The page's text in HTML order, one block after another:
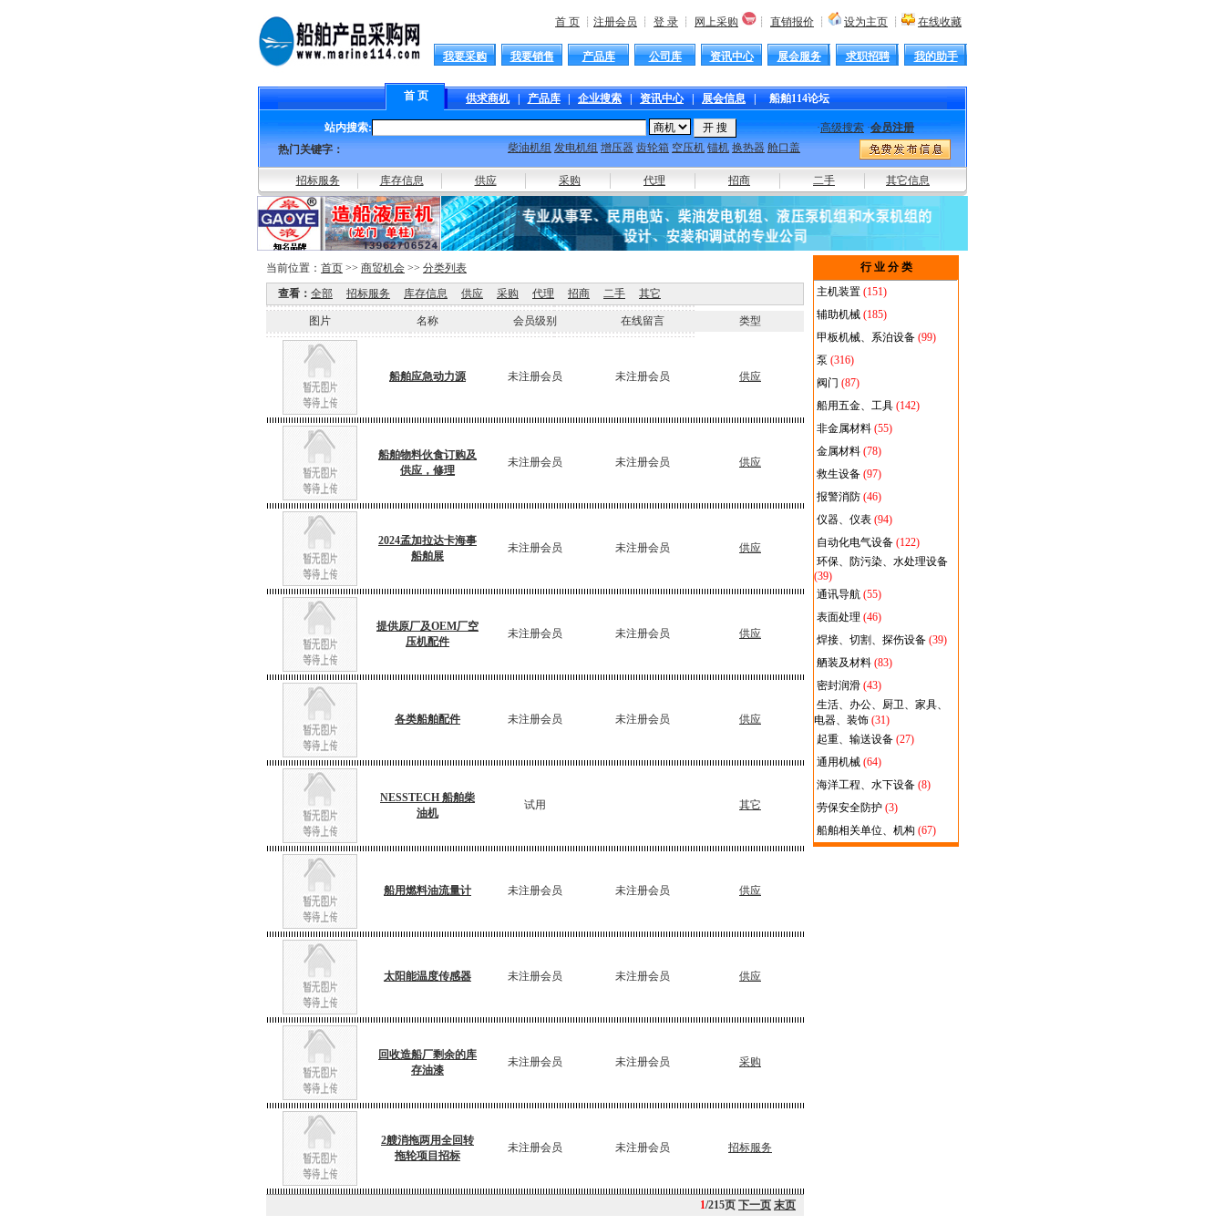
首 页 ┊ 注册会员 ┊ 登 录 ┊ 网上采购 ┊ 直销报价 ┊ 设为主页 ┊ 在线收藏
我要采购 我要销售 产品库 公司库 资讯中心 展会服务 求职招聘 我的助手
首 页 供求商机 | 产品库 | 企业搜索 | 资讯中心 | 展会信息 | 船舶114论坛
站内搜索: ·高级搜索·会员注册
热门关键字：
柴油机组 发电机组 增压器 齿轮箱 空压机 锚机 换热器 舱口盖 抛丸机 油水分离器 消防泵 海水泵
招标服务 库存信息 供应 采购 代理 招商 二手 其它信息
当前位置： 首页 >> 商贸机会 >> 分类列表
查看： 全部 招标服务 库存信息 供应 采购 代理 招商 二手 其它
图片 名称 会员级别 在线留言 类型
船舶应急动力源 未注册会员 未注册会员 供应
船舶物料伙食订购及
供应，修理
未注册会员 未注册会员 供应
2024孟加拉达卡海事
船舶展
未注册会员 未注册会员 供应
提供原厂及OEM厂空
压机配件
未注册会员 未注册会员 供应
各类船舶配件 未注册会员 未注册会员 供应
NESSTECH 船舶柴
油机
试用 其它
船用燃料油流量计 未注册会员 未注册会员 供应
太阳能温度传感器 未注册会员 未注册会员 供应
回收造船厂剩余的库
存油漆
未注册会员 未注册会员 采购
2艘消拖两用全回转
拖轮项目招标
未注册会员 未注册会员 招标服务
1/215页 下一页 末页
行 业 分 类
主机装置 (151)
辅助机械 (185)
甲板机械、系泊设备 (99)
泵 (316)
阀门 (87)
船用五金、工具 (142)
非金属材料 (55)
金属材料 (78)
救生设备 (97)
报警消防 (46)
仪器、仪表 (94)
自动化电气设备 (122)
环保、防污染、水处理设备
(39)
通讯导航 (55)
表面处理 (46)
焊接、切割、探伤设备 (39)
舾装及材料 (83)
密封润滑 (43)
生活、办公、厨卫、家具、
电器、装饰 (31)
起重、输送设备 (27)
通用机械 (64)
海洋工程、水下设备 (8)
劳保安全防护 (3)
船舶相关单位、机构 (67)